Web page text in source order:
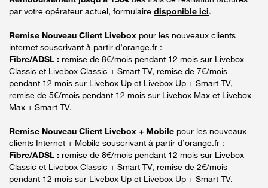
par votre opérateur actuel, formulaire disponible ici.
Remise Nouveau Client Livebox pour les nouveaux clients
internet souscrivant à partir d’orange.fr :
Fibre/ADSL : remise de 8€/mois pendant 12 mois sur Livebox
Classic et Livebox Classic + Smart TV, remise de 7€/mois
pendant 12 mois sur Livebox Up et Livebox Up + Smart TV,
remise de 5€/mois pendant 12 mois sur Livebox Max et Livebox
Max + Smart TV.
Remise Nouveau Client Livebox + Mobile pour les nouveaux
clients Internet + Mobile souscrivant à partir d’orange.fr :
Fibre/ADSL : remise de 8€/mois pendant 12 mois sur Livebox
Classic et Livebox Classic + Smart TV, remise de 2€/mois
pendant 12 mois sur Livebox Up et Livebox Up + Smart TV.